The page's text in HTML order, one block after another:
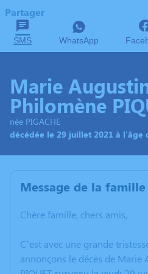
Partager
SMS WhatsApp
Marie
Philomène
née PIGACHE
décédée le 29 juillet 2021 à l'âge
Message de la famille
Chère famille, chers amis,
C’est avec une grande
annonçons le décès de Marie